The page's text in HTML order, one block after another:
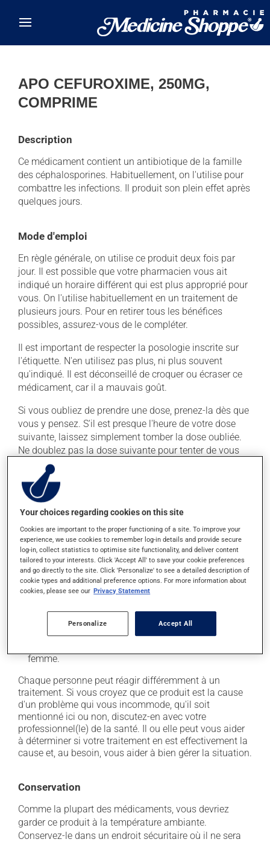
APO CEFUROXIME, 250MG,
COMPRIME
Description
Ce médicament contient un antibiotique de la famille
des céphalosporines. Habituellement, on l'utilise pour
combattre les infections. Il produit son plein effet après
quelques jours.
Mode d'emploi
En règle générale, on utilise ce produit deux fois par
jour. Il est possible que votre pharmacien vous ait
indiqué un horaire différent qui est plus approprié pour
vous. On l'utilise habituellement en un traitement de
plusieurs jours. Pour en retirer tous les bénéfices
possibles, assurez-vous de le compléter.
Il est important de respecter la posologie inscrite sur
l'étiquette. N'en utilisez pas plus, ni plus souvent
qu'indiqué. Il est déconseillé de croquer ou écraser ce
médicament, car il a mauvais goût.
Si vous oubliez de prendre une dose, prenez-la dès que
vous y pensez. S'il est presque l'heure de votre dose
suivante, laissez simplement tomber la dose oubliée.
Ne doublez pas la dose suivante pour tenter de vous
rattraper. Ce médicament est plus efficace s'il est pris
avec de la nourriture. Prenez-le toujours avec un repas
ou une collation.
Effets indésirables
En plus de ses effets recherchés, ce produit peut à
l'occasion entraîner certains effets indésirables (effets
secondaires), notamment :
il peut causer des maux de tête;
il peut causer de la diarrhée;
il peut causer des nausées et des vomissements;
femme.
Chaque personne peut réagir différemment à un
traitement. Si vous croyez que ce produit est la cause
d'un problème qui vous incommode, qu'il soit
mentionné ici ou non, discutez-en avec votre
professionnel(le) de la santé. Il ou elle peut vous aider
à déterminer si votre traitement en est effectivement la
cause et, au besoin, vous aider à bien gérer la situation.
Conservation
Comme la plupart des médicaments, vous devriez
garder ce produit à la température ambiante.
Conservez-le dans un endroit sécuritaire où il ne sera
Your choices regarding cookies on this site
Cookies are important to the proper functioning of a site. To improve your
experience, we use cookies to remember log-in details and provide secure
log-in, collect statistics to optimise site functionality, and deliver content
tailored to your interests. Click 'Accept All' to save your cookie preferences
and go directly to the site. Click 'Personalize' to see a detailed description of
cookie types and additional preference options. For more information about
cookies, please see our Privacy Statement
Personalize Accept All